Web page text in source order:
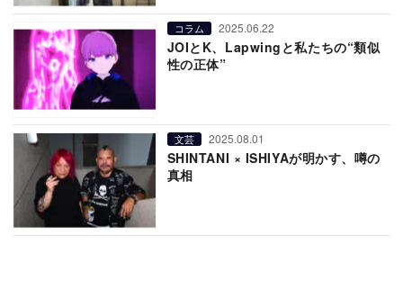
コラム 2025.06.22
JOIとK、Lapwingと私たちの“類似
性の正体”
文芸 2025.08.01
SHINTANI × ISHIYAが明かす、噂の
真相